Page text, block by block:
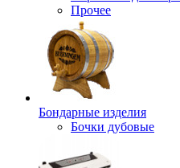
Прочее
Бондарные изделия
Бочки дубовые